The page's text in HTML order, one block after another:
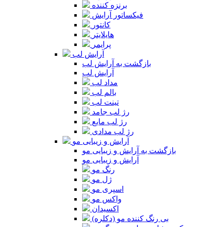
برنزه کننده
فیکساتور آرایش
کانتور
هایلایتر
پرایمر
آرایش لب
بازگشت به آرایش لب
آرایش لب
مداد لب
بالم لب
تینت لب
رژ لب جامد
رژ لب مایع
رژ لب مدادی
آرایش و زیبایی مو
بازگشت به آرایش و زیبایی مو
آرایش و زیبایی مو
رنگ مو
ژل مو
اسپری مو
واکس مو
اکسیدان
بی رنگ کننده مو (دکلره)